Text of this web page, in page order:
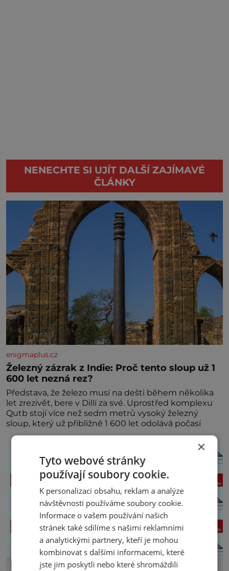
NENECHTE SI UJÍT DALŠÍ ZAJÍMAVÉ
ČLÁNKY
enigmaplus.cz
Železný zázrak z Indie: Proč tento sloup už 1
600 let nezná rez?
Představa, že železo musí na dešti během několika
let zrezivět, bere v Dillí za své. Uprostřed komplexu
Qutb stojí více než sedm metrů vysoký železný
sloup, který už přibližně 1 600 let odolává počasí
×
Tyto webové stránky
používají soubory cookie.
K personalizaci obsahu, reklam a analýze
návštěvnosti používáme soubory cookie.
Informace o vašem používání našich
stránek také sdílíme s našimi reklamními
a analytickými partnery, kteří je mohou
kombinovat s dalšími informacemi, které
jste jim poskytli nebo které shromáždili